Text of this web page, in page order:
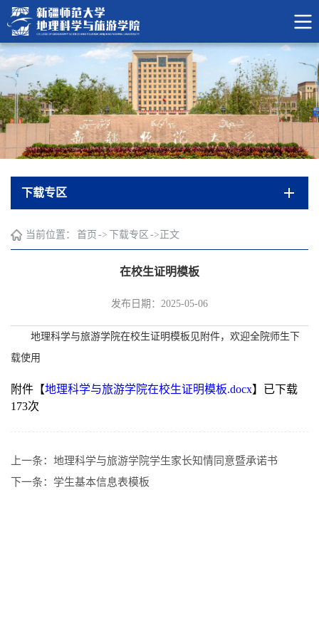
下载专区
当前位置： 首页 -> 下载专区 -> 正文
在校生证明模板
发布日期：2025-05-06
地理科学与旅游学院在校生证明模板见附件，欢迎全院师生下
载使用
附件【地理科学与旅游学院在校生证明模板.docx】已下载
173次
上一条： 地理科学与旅游学院学生家长知情同意暨承诺书
下一条： 学生基本信息表模板